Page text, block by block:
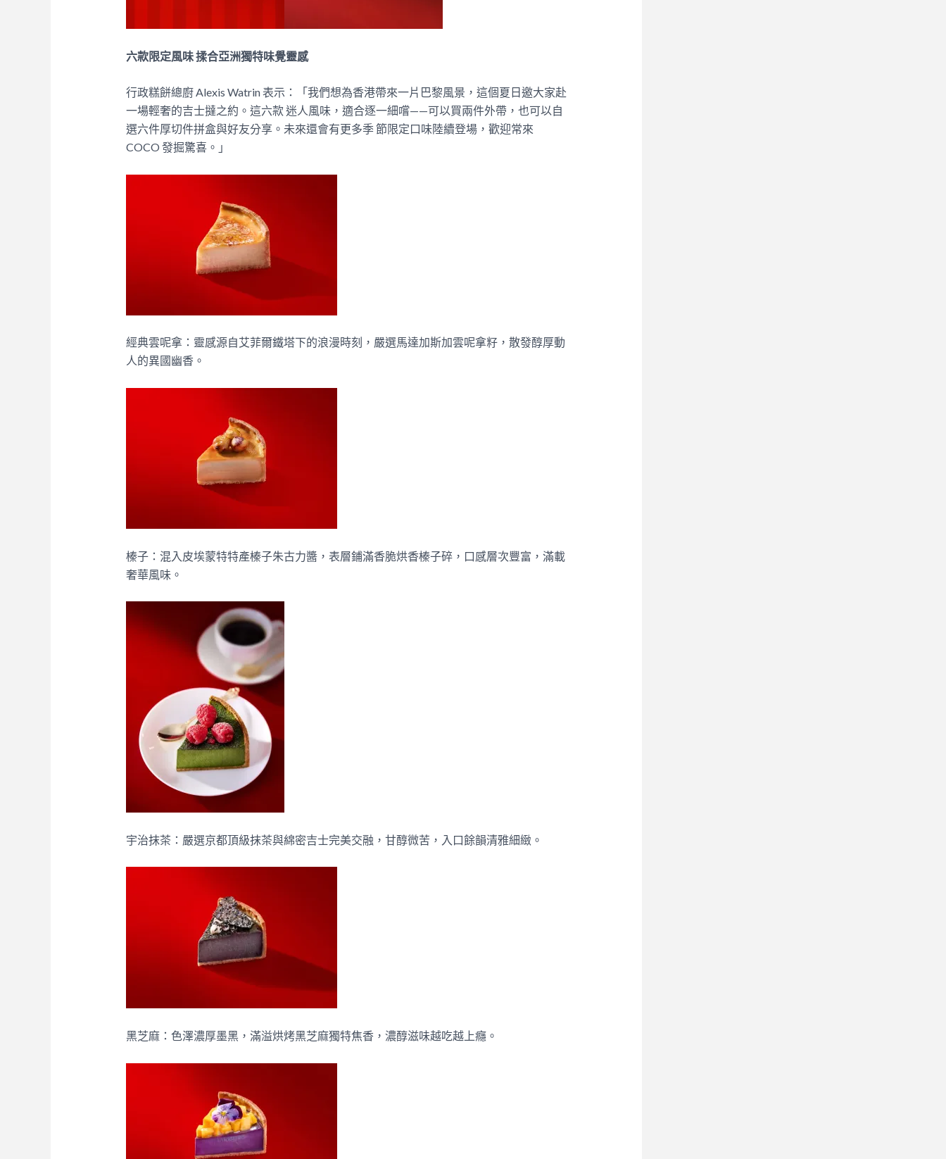
六款限定風味 揉合亞洲獨特味覺靈感
行政糕餅總廚 Alexis Watrin 表示：「我們想為香港帶來一片巴黎風景，這個夏日邀大家赴
一場輕奢的吉士撻之約。這六款 迷人風味，適合逐一細嚐——可以買兩件外帶，也可以自
選六件厚切件拼盒與好友分享。未來還會有更多季 節限定口味陸續登場，歡迎常來
COCO 發掘驚喜。」
經典雲呢拿：靈感源自艾菲爾鐵塔下的浪漫時刻，嚴選馬達加斯加雲呢拿籽，散發醇厚動
人的異國幽香。
榛子：混入皮埃蒙特特產榛子朱古力醬，表層鋪滿香脆烘香榛子碎，口感層次豐富，滿載
奢華風味。
宇治抹茶：嚴選京都頂級抹茶與綿密吉士完美交融，甘醇微苦，入口餘韻清雅細緻。
黑芝麻：色澤濃厚墨黑，滿溢烘烤黑芝麻獨特焦香，濃醇滋味越吃越上癮。